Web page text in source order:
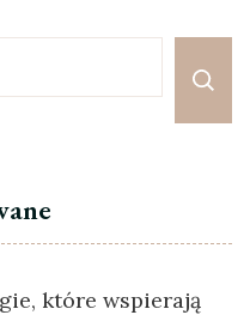
które wspierają